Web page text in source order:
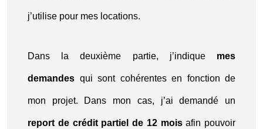
j’utilise pour mes locations.
Dans la deuxième partie, j’indique mes
demandes qui sont cohérentes en fonction de
mon projet. Dans mon cas, j’ai demandé un
report de crédit partiel de 12 moisafin pouvoir